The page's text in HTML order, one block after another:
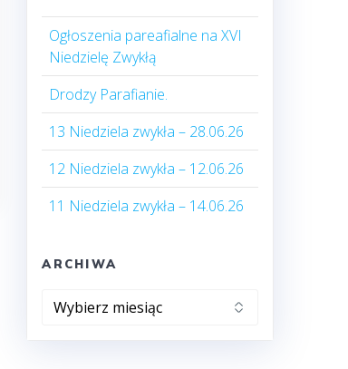
Ogłoszenia pareafialne na XVI
Niedzielę Zwykłą
Drodzy Parafianie.
13 Niedziela zwykła – 28.06.26
12 Niedziela zwykła – 12.06.26
11 Niedziela zwykła – 14.06.26
ARCHIWA
Archiwa